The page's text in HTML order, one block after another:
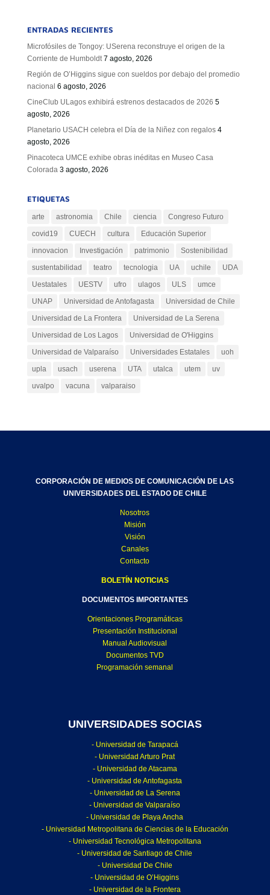
ENTRADAS RECIENTES
Microfósiles de Tongoy: USerena reconstruye el origen de la
Corriente de Humboldt 7 agosto, 2026
Región de O’Higgins sigue con sueldos por debajo del promedio
nacional 6 agosto, 2026
CineClub ULagos exhibirá estrenos destacados de 2026 5
agosto, 2026
Planetario USACH celebra el Día de la Niñez con regalos 4
agosto, 2026
Pinacoteca UMCE exhibe obras inéditas en Museo Casa
Colorada 3 agosto, 2026
ETIQUETAS
arte astronomia Chile ciencia
Congreso Futuro
covid19
CUECH cultura
Educación Superior
innovacion
Investigación patrimonio
Sostenibilidad
sustentabilidad
teatro tecnologia UA uchile
UDA
Uestatales
UESTV ufro ulagos ULS
umce
UNAP
Universidad de Antofagasta
Universidad de Chile
Universidad de La Frontera
Universidad de La Serena
Universidad de Los Lagos
Universidad de O'Higgins
Universidad de Valparaíso
Universidades Estatales
uoh
upla
usach userena UTA utalca utem
uv
uvalpo
vacuna valparaiso
CORPORACIÓN DE MEDIOS DE COMUNICACIÓN DE LAS
UNIVERSIDADES DEL ESTADO DE CHILE
Nosotros
Misión
Visión
Canales
Contacto
BOLETÍN NOTICIAS
DOCUMENTOS IMPORTANTES
Orientaciones Programáticas
Presentación Institucional
Manual Audiovisual
Documentos TVD
Programación semanal
UNIVERSIDADES SOCIAS
- Universidad de Tarapacá
- Universidad Arturo Prat
- Universidad de Atacama
- Universidad de Antofagasta
- Universidad de La Serena
- Universidad de Valparaíso
- Universidad de Playa Ancha
- Universidad Metropolitana de Ciencias de la Educación
- Universidad Tecnológica Metropolitana
- Universidad de Santiago de Chile
- Universidad De Chile
- Universidad de O’Higgins
- Universidad de la Frontera